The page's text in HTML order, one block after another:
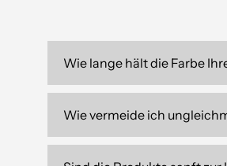
Wie lange hält die Farbe
Wie vermeide ich